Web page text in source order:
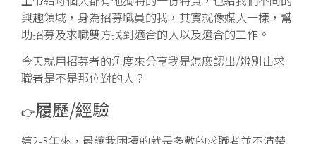
興趣領域，身為招募職員的我，其實就像媒人一樣，幫
助招募及求職雙方找到適合的人以及適合的工作。
今天就用招募者的角度來分享我是怎麼認出/辨別出求
職者是不是那位對的人？
👉履歷/經驗
這2-3年來，最讓我困擾的就是多數的求職者並不清楚